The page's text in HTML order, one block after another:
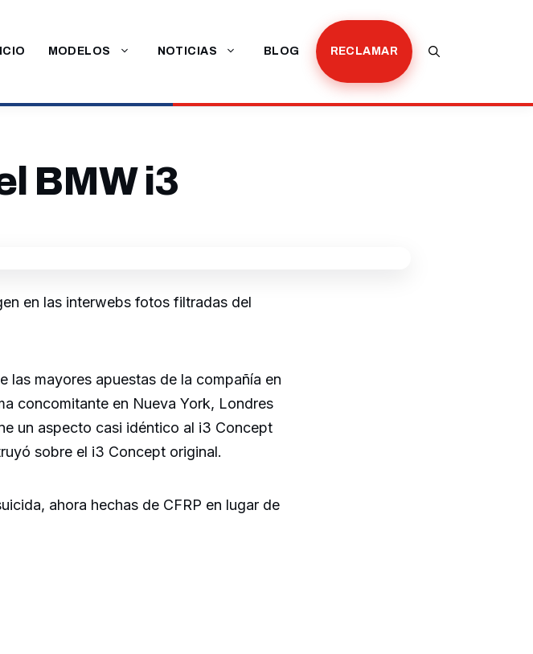
MODELOS NOTICIAS BLOG RECLAMAR
BMW i3
en las interwebs fotos filtradas del
las mayores apuestas de la compañía en
concomitante en Nueva York, Londres
un aspecto casi idéntico al i3 Concept
sobre el i3 Concept original.
ahora hechas de CFRP en lugar de